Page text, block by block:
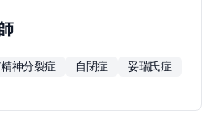
神分裂症 自閉症
妥瑞氏症